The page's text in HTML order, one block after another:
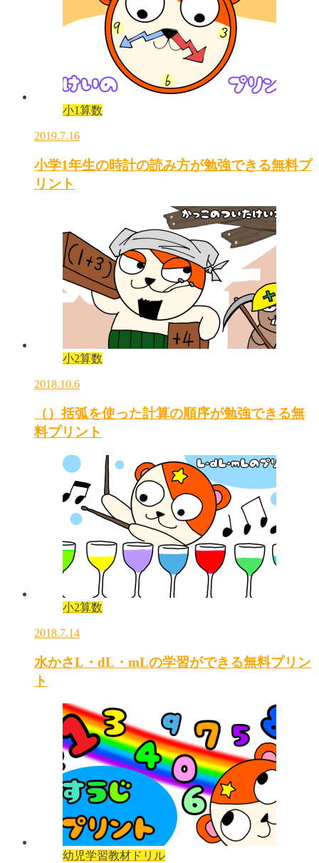
小1算数
2019.7.16
小学1年生の時計の読み方が勉強できる無料プ
リント
小2算数
2018.10.6
（）括弧を使った計算の順序が勉強できる無
料プリント
小2算数
2018.7.14
水かさL・dL・mLの学習ができる無料プリン
ト
幼児学習教材ドリル